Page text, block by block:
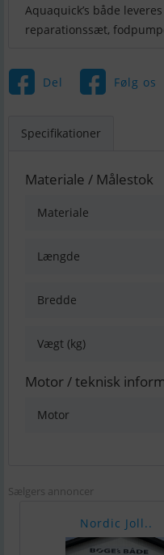
Aquaquick’s både
reparationssæt,
Del Følg os
Specifikationer
Materiale / Målestok
Materiale
Længde
Bredde
Vægt (kg)
Motor / teknisk
Motor
Sælgers annoncer
Nordic Joll..